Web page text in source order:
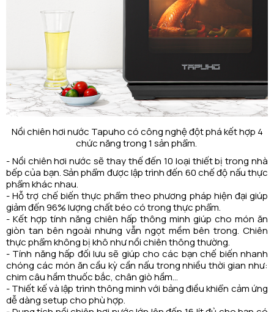
Nồi chiên hơi nước Tapuho có công nghệ đột phá kết hợp 4
chức năng trong 1 sản phẩm.
- Nồi chiên hơi nước sẽ thay thế đến 10 loại thiết bị trong nhà
bếp của bạn. Sản phẩm được lập trình đến 60 chế độ nấu thực
phẩm khác nhau.
- Hỗ trợ chế biến thực phẩm theo phương pháp hiện đại giúp
giảm đến 96% lượng chất béo có trong thực phẩm.
- Kết hợp tính năng chiên hấp thông minh giúp cho món ăn
giòn tan bên ngoài nhưng vẫn ngọt mềm bên trong. Chiên
thực phẩm không bị khô như nồi chiên thông thường.
- Tính năng hấp đối lưu sẽ giúp cho các bạn chế biến nhanh
chóng các món ăn cầu kỳ cần nấu trong nhiều thời gian như:
chim câu hầm thuốc bắc, chân giò hầm…
- Thiết kế và lập trình thông minh với bảng điều khiển cảm ứng
dễ dàng setup cho phù hợp.